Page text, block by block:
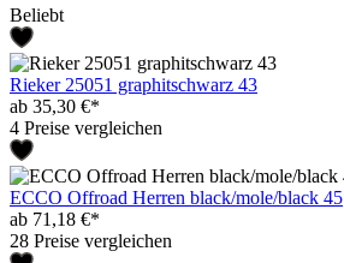
Beliebt
Rieker 25051 graphitschwarz 43
ab 35,30 €*
4 Preise vergleichen
ECCO Offroad Herren black/mole/black 45
ab 71,18 €*
28 Preise vergleichen